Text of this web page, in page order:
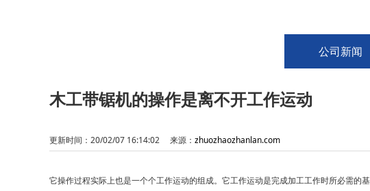
公司新闻
木工带锯机的操作是离不开工作运动
更新时间：20/02/07 16:14:02 来源： zhuozhaozhanlan.com
它操作过程实际上也是一个个工作运动的组成。它工作运动是完成加工工作时所必需的基